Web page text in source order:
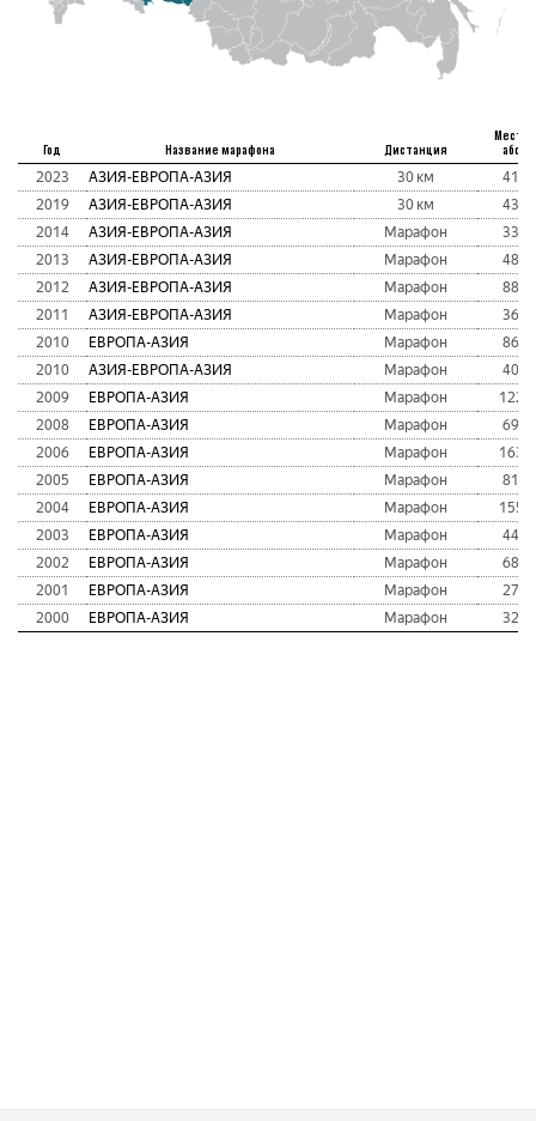
Год Название марафона Дистанция
Место
абс
2023 АЗИЯ-ЕВРОПА-АЗИЯ 30 км
41
2019
АЗИЯ-ЕВРОПА-АЗИЯ 30 км
43
2014
АЗИЯ-ЕВРОПА-АЗИЯ Марафон
33
2013
АЗИЯ-ЕВРОПА-АЗИЯ Марафон
48
2012
АЗИЯ-ЕВРОПА-АЗИЯ Марафон
88
2011
АЗИЯ-ЕВРОПА-АЗИЯ Марафон
36
2010
ЕВРОПА-АЗИЯ Марафон
86
2010
АЗИЯ-ЕВРОПА-АЗИЯ Марафон
40
2009
ЕВРОПА-АЗИЯ Марафон
122
2008
ЕВРОПА-АЗИЯ Марафон
69
2006
ЕВРОПА-АЗИЯ Марафон
163
2005
ЕВРОПА-АЗИЯ Марафон
81
2004
ЕВРОПА-АЗИЯ Марафон
155
2003
ЕВРОПА-АЗИЯ Марафон
44
2002
ЕВРОПА-АЗИЯ Марафон
68
2001
ЕВРОПА-АЗИЯ Марафон
27
2000
ЕВРОПА-АЗИЯ Марафон 32